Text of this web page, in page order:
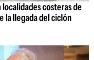
costeras de
la llegada del ciclón